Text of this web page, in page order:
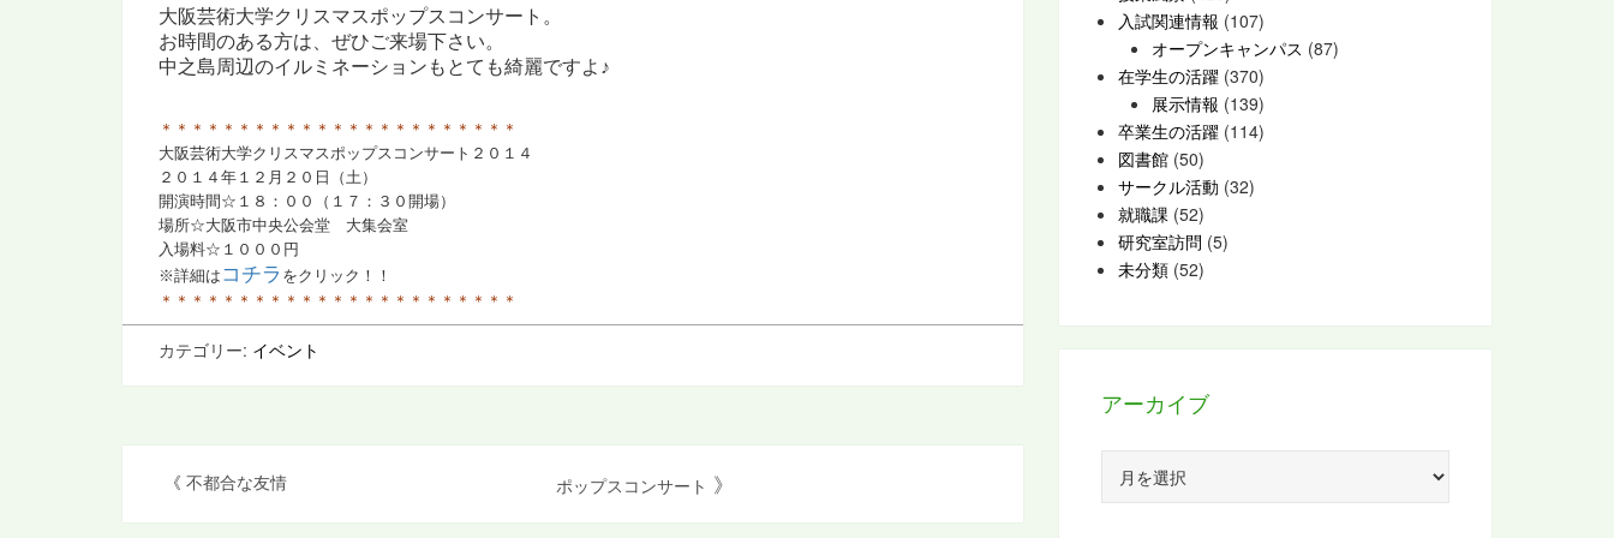
大阪芸術大学クリスマスポップスコンサート。
お時間のある方は、ぜひご来場下さい。
中之島周辺のイルミネーションも とても綺麗ですよ♪
＊＊＊＊＊＊＊＊＊＊＊＊＊＊＊＊＊＊＊＊＊＊＊
大阪芸術大学クリスマスポップスコンサート２０１４
２０１４年１２月２０日（土）
開演時間☆１８：００（１７：３０開場）
場所☆大阪市中央公会堂 大集会室
入場料☆１０００円
※詳細は コチラ をクリック！！
＊＊＊＊＊＊＊＊＊＊＊＊＊＊＊＊＊＊＊＊＊＊＊
カテゴリー: イベント
《 不都合な友情 ポップスコンサート 》
入試関連情報 (107)
オープンキャンパス (87)
在学生の活躍 (370)
展示情報 (139)
卒業生の活躍 (114)
図書館 (50)
サークル活動 (32)
就職課 (52)
研究室訪問 (5)
未分類 (52)
アーカイブ
カ